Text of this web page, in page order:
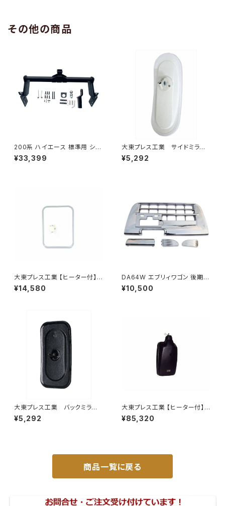
その他の商品
200系 ハイエース 標準用 シャ
ックル 付き ヒッチ メンバー ボ
ールマウント ヒッチマウント トレ
¥33,399
大東プレス工業 サイドミラー/
バックミラーH400 小判 DI-
8 DI-8
¥5,292
大東プレス工業 【ヒーター付】
サイドミラー/バックミラー トレ
¥14,580
DA64W エブリィワゴン 後期型
平成22年5月～ フロント バンパ
ー メッキ グリル セット PZター
¥10,500
大東プレス工業 バックミラーH
400 ｺﾊﾞﾝ L005 黒 J08
330×170 DI-8B
¥5,292
大東プレス工業 【ヒーター付】ハ
イウェイリモコンミラー DI-712
1CXE
¥85,320
商品一覧に戻る